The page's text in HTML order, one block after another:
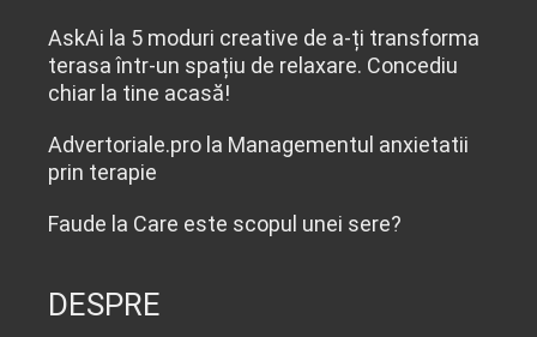
AskAi la 5 moduri creative de a-ți transforma
terasa într-un spațiu de relaxare. Concediu
chiar la tine acasă!
Advertoriale.pro la Managementul anxietatii
prin terapie
Faude la Care este scopul unei sere?
DESPRE